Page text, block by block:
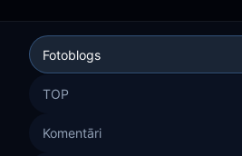
Fotoblogs
TOP
Komentāri